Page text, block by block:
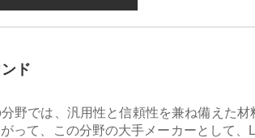
ド
野では、汎用性と信頼性を兼ね備えた
って、この分野の大手メーカーとして、